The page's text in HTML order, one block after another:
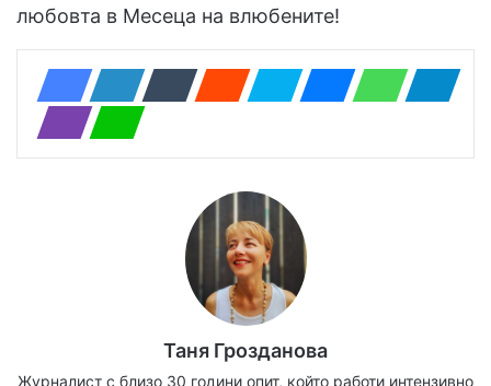
любовта в Месеца на влюбените!
Таня Грозданова
Журналист с близо 30 години опит, който работи интензивно